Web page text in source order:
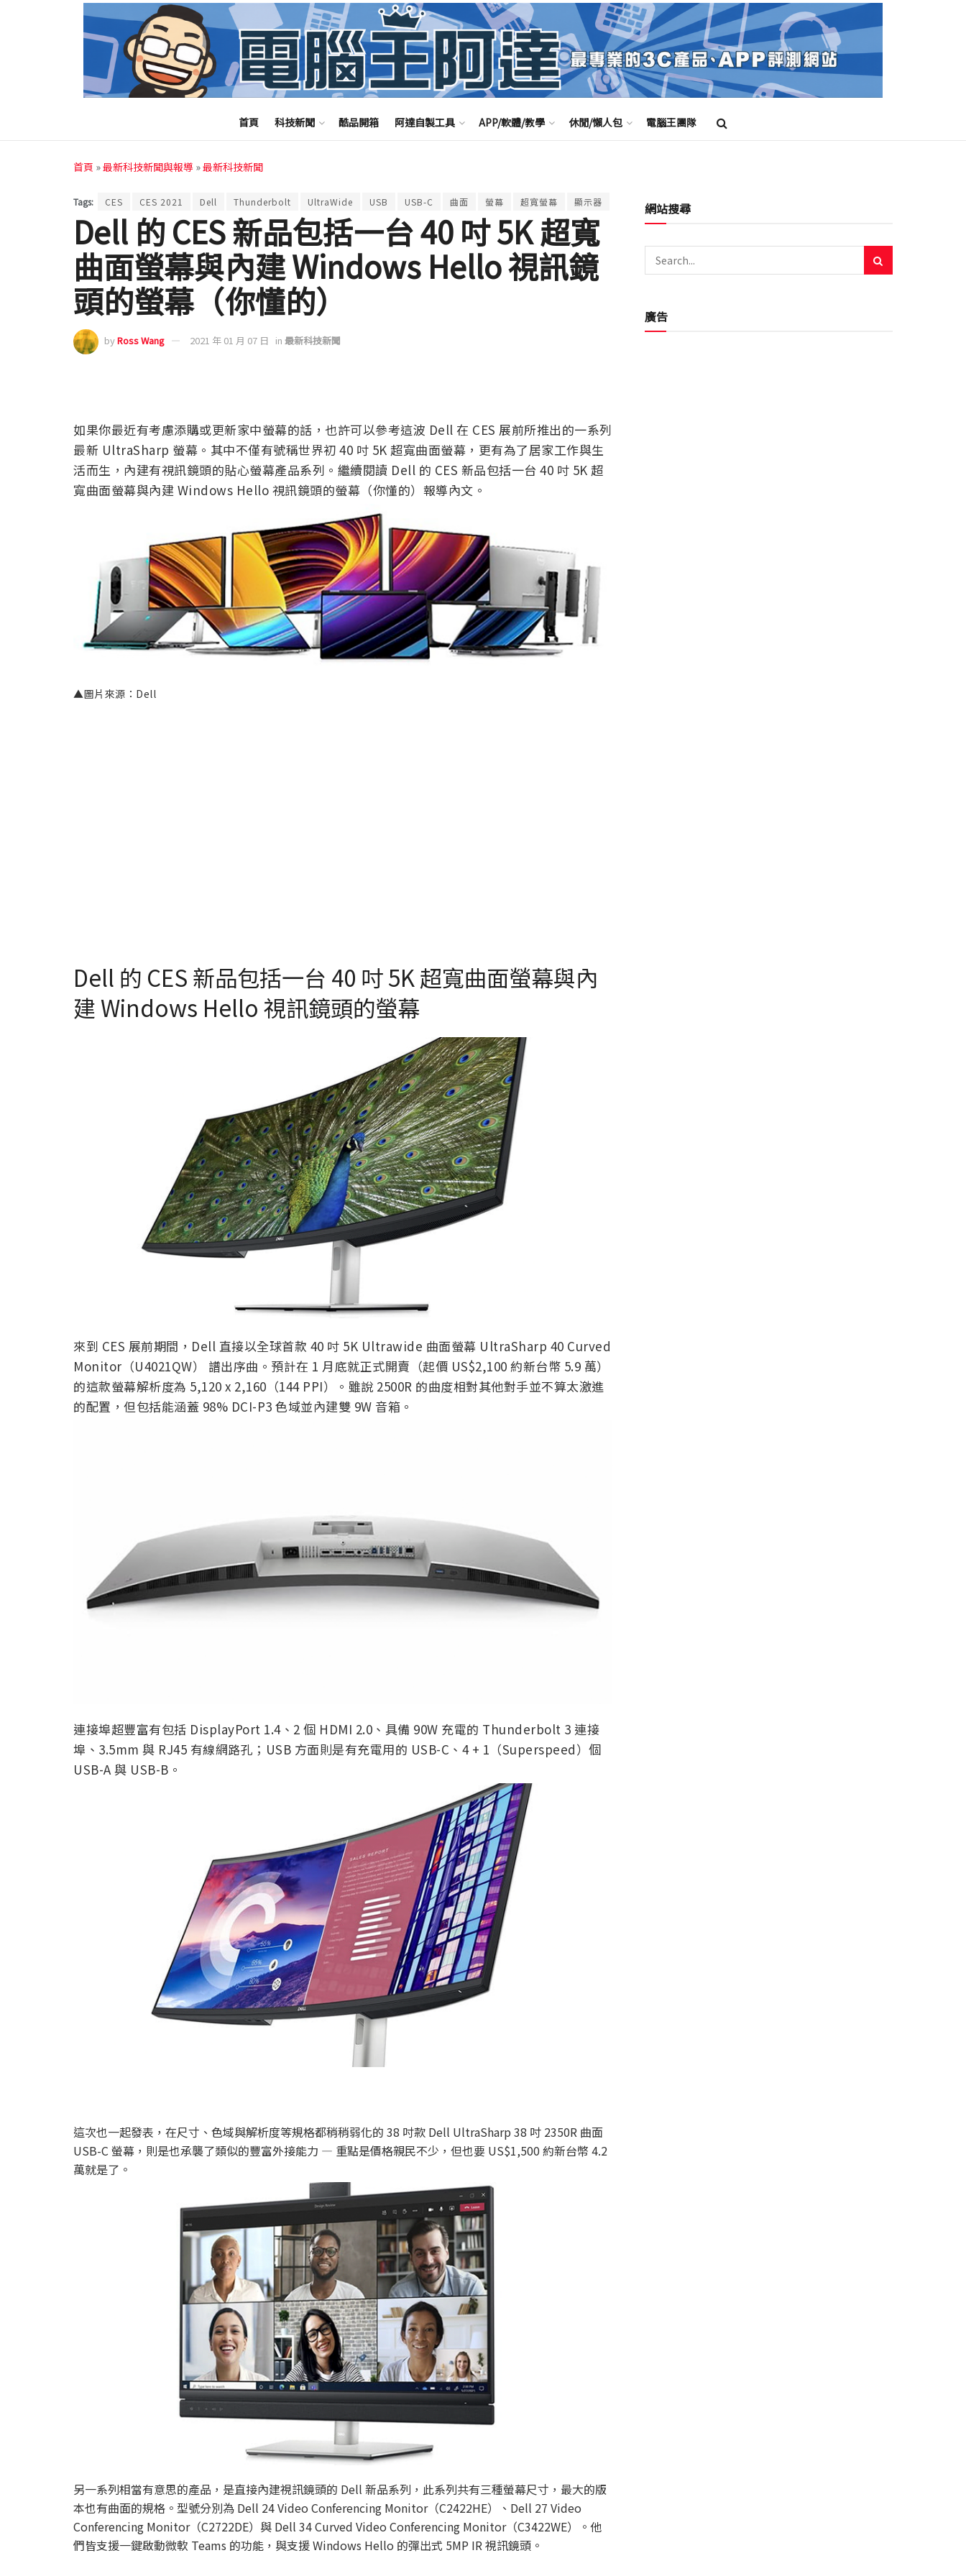
首頁 科技新聞 酷品開箱 阿達自製工具 APP/軟體/教學 休閒/懶人包 電腦王團隊
首頁 »最新科技新聞與報導 »最新科技新聞
Tags: CES CES 2021 Dell Thunderbolt UltraWide USB USB-C 曲面 螢幕 超寬螢幕 顯示器
Dell 的 CES 新品包括一台 40 吋 5K 超寬
曲面螢幕與內建 Windows Hello 視訊鏡
頭的螢幕（你懂的）
byRoss Wang 2021 年 01 月 07 日 in 最新科技新聞
如果你最近有考慮添購或更新家中螢幕的話，也許可以參考這波 Dell 在 CES 展前所推出的一系列
最新 UltraSharp 螢幕。其中不僅有號稱世界初 40 吋 5K 超寬曲面螢幕，更有為了居家工作與生
活而生，內建有視訊鏡頭的貼心螢幕產品系列。繼續閱讀 Dell 的 CES 新品包括一台 40 吋 5K 超
寬曲面螢幕與內建 Windows Hello 視訊鏡頭的螢幕（你懂的）報導內文。
▲圖片來源：Dell
Dell 的 CES 新品包括一台 40 吋 5K 超寬曲面螢幕與內
建 Windows Hello 視訊鏡頭的螢幕
來到 CES 展前期間，Dell 直接以全球首款 40 吋 5K Ultrawide 曲面螢幕 UltraSharp 40 Curved
Monitor（U4021QW） 譜出序曲。預計在 1 月底就正式開賣（起價 US$2,100 約新台幣 5.9 萬）
的這款螢幕解析度為 5,120 x 2,160（144 PPI）。雖說 2500R 的曲度相對其他對手並不算太激進
的配置，但包括能涵蓋 98% DCI-P3 色域並內建雙 9W 音箱。
連接埠超豐富有包括 DisplayPort 1.4、2 個 HDMI 2.0、具備 90W 充電的 Thunderbolt 3 連接
埠、3.5mm 與 RJ45 有線網路孔；USB 方面則是有充電用的 USB-C、4 + 1（Superspeed）個
USB-A 與 USB-B。
這次也一起發表，在尺寸、色域與解析度等規格都稍稍弱化的 38 吋款 Dell UltraSharp 38 吋 2350R 曲面
USB-C 螢幕，則是也承襲了類似的豐富外接能力 — 重點是價格親民不少，但也要 US$1,500 約新台幣 4.2
萬就是了。
另一系列相當有意思的產品，是直接內建視訊鏡頭的 Dell 新品系列，此系列共有三種螢幕尺寸，最大的版
本也有曲面的規格。型號分別為 Dell 24 Video Conferencing Monitor（C2422HE）、Dell 27 Video
Conferencing Monitor（C2722DE）與 Dell 34 Curved Video Conferencing Monitor（C3422WE）。他
們皆支援一鍵啟動微軟 Teams 的功能，與支援 Windows Hello 的彈出式 5MP IR 視訊鏡頭。
網站搜尋
廣告